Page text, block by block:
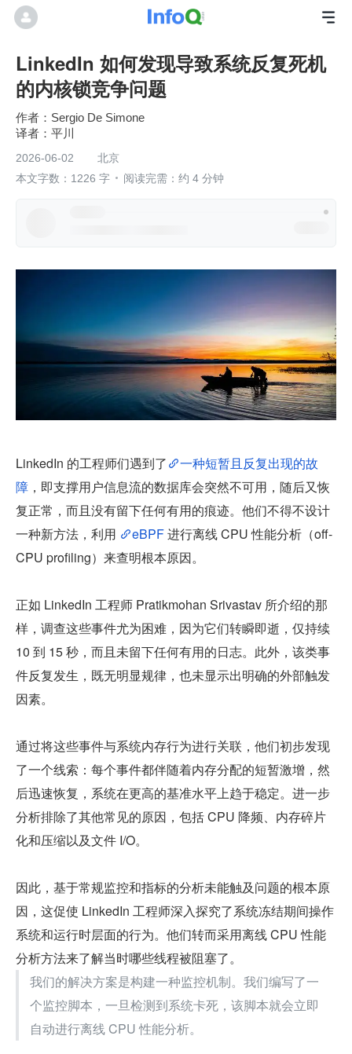
LinkedIn 如何发现导致系统反复死机
的内核锁竞争问题
作者：Sergio De Simone
平川
2026-06-02
北京
本文字数：1226 字
阅读完需：约 4 分钟
LinkedIn 的工程师们遇到了
一种短暂且反复出现的故
障 ，即支撑用户信息流的数据库会突然不可用，随后又恢
复正常，而且没有留下任何有用的痕迹。他们不得不设计
一种新方法，利用
eBPF 进行离线 CPU 性能分析（off-
CPU profiling）来查明根本原因。
正如 LinkedIn 工程师 Pratikmohan Srivastav 所介绍的那
样，调查这些事件尤为困难，因为它们转瞬即逝，仅持续
10 到 15 秒，而且未留下任何有用的日志。此外，该类事
件反复发生，既无明显规律，也未显示出明确的外部触发
因素。
通过将这些事件与系统内存行为进行关联，他们初步发现
了一个线索：每个事件都伴随着内存分配的短暂激增，然
后迅速恢复，系统在更高的基准水平上趋于稳定。进一步
分析排除了其他常见的原因，包括 CPU 降频、内存碎片
化和压缩以及文件 I/O。
因此，基于常规监控和指标的分析未能触及问题的根本原
因，这促使 LinkedIn 工程师深入探究了系统冻结期间操作
系统和运行时层面的行为。他们转而采用离线 CPU 性能
分析方法来了解当时哪些线程被阻塞了。
我们的解决方案是构建一种监控机制。我们编写了一
个监控脚本，一旦检测到系统卡死，该脚本就会立即
自动进行离线 CPU 性能分析。